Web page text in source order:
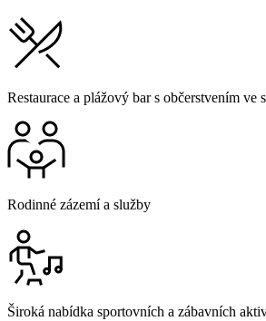
Restaurace a plážový bar s občerstvením ve
Rodinné zázemí a služby
Široká nabídka sportovních a zábavních